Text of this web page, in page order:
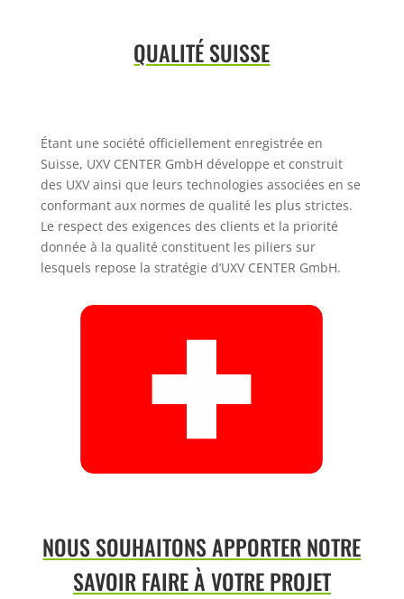
QUALITÉ SUISSE
Étant une société officiellement enregistrée en
Suisse, UXV CENTER GmbH développe et construit
des UXV ainsi que leurs technologies associées en se
conformant aux normes de qualité les plus strictes.
Le respect des exigences des clients et la priorité
donnée à la qualité constituent les piliers sur
lesquels repose la stratégie d’UXV CENTER GmbH.
NOUS SOUHAITONS APPORTER NOTRE
SAVOIR FAIRE À VOTRE PROJET